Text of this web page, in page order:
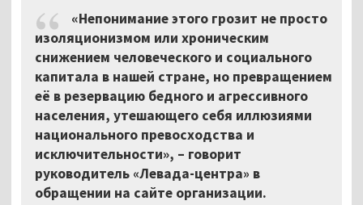
«Непонимание этого грозит не просто
изоляционизмом или хроническим
снижением человеческого и социального
капитала в нашей стране, но превращением
её в резервацию бедного и агрессивного
населения, утешающего себя иллюзиями
национального превосходства и
исключительности», – говорит
руководитель «Левада-центра» в
обращении на сайте организации.